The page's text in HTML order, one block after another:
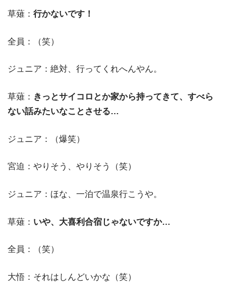
草薙： 行かないです！
全員：（笑）
ジュニア：絶対、行ってくれへんやん。
草薙： きっとサイコロとか家から持ってきて、すべら
ない話みたいなことさせる…
ジュニア：（爆笑）
宮迫：やりそう、やりそう（笑）
ジュニア：ほな、一泊で温泉行こうや。
草薙： いや、大喜利合宿じゃないですか…
全員：（笑）
大悟：それはしんどいかな（笑）